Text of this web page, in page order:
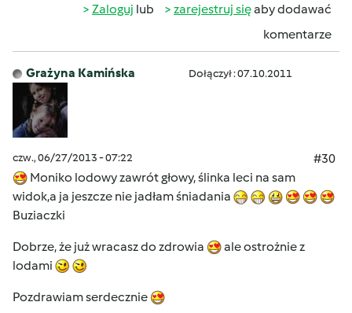
Zaloguj lub zarejestruj sięaby dodawać
komentarze
Grażyna Kamińska Dołączył : 07.10.2011
czw., 06/27/2013 - 07:22
#30
Moniko lodowy zawrót głowy, ślinka leci na sam
widok,a ja jeszcze nie jadłam śniadania
Buziaczki
Dobrze, że już wracasz do zdrowia
ale ostrożnie z
lodami
Pozdrawiam serdecznie